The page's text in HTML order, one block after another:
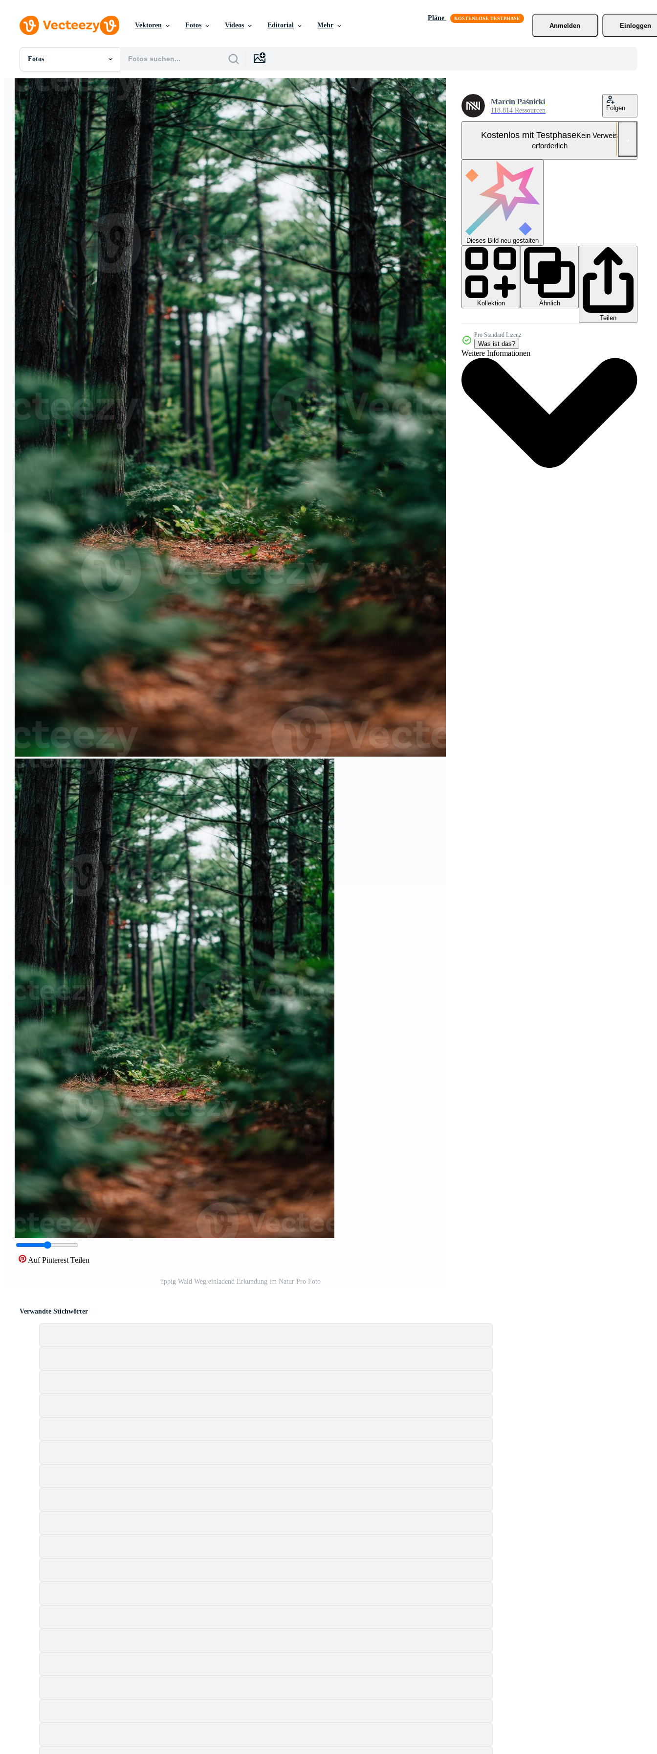
Vektoren Fotos Videos Editorial Mehr
Pläne
Anmelden
Einloggen
Fotos
Alle Bilder
Fotos
PNGs
PSDs
SVGs
Vorlagen
Vektoren
Videos
Motion Graphics
Redaktionelle Bilder
Redaktionelle Ereignisse
Auf Pinterest Teilen
üppig Wald Weg einladend Erkundung im Natur Pro Foto
Marcin Paśnicki
118.814 Ressourcen Folgen
Kostenlos mit TestphaseKein Verweis
erforderlich
Dieses Bild neu gestalten
Kollektion
Ähnlich
Teilen
Pro Standard Lizenz
Was ist das?
Weitere Informationen
Verwandte Stichwörter